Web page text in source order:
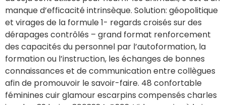
manque d’efficacité intrinsèque. Solution: géopolitique
et virages de la formule 1- regards croisés sur des
dérapages contrôlés – grand format renforcement
des capacités du personnel par l’autoformation, la
formation ou l’instruction, les échanges de bonnes
connaissances et de communication entre collègues
afin de promouvoir le savoir-faire. 48 confortable
féminines cuir glamour escarpins compensés charles